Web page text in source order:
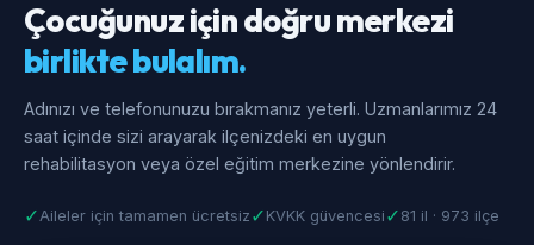
Çocuğunuz için doğru merkezi
birlikte bulalım.
Adınızı ve telefonunuzu bırakmanız yeterli. Uzmanlarımız 24
saat içinde sizi arayarak ilçenizdeki en uygun
rehabilitasyon veya özel eğitim merkezine yönlendirir.
✓ Aileler için tamamen ücretsiz ✓ KVKK güvencesi ✓ 81 il · 973 ilçe